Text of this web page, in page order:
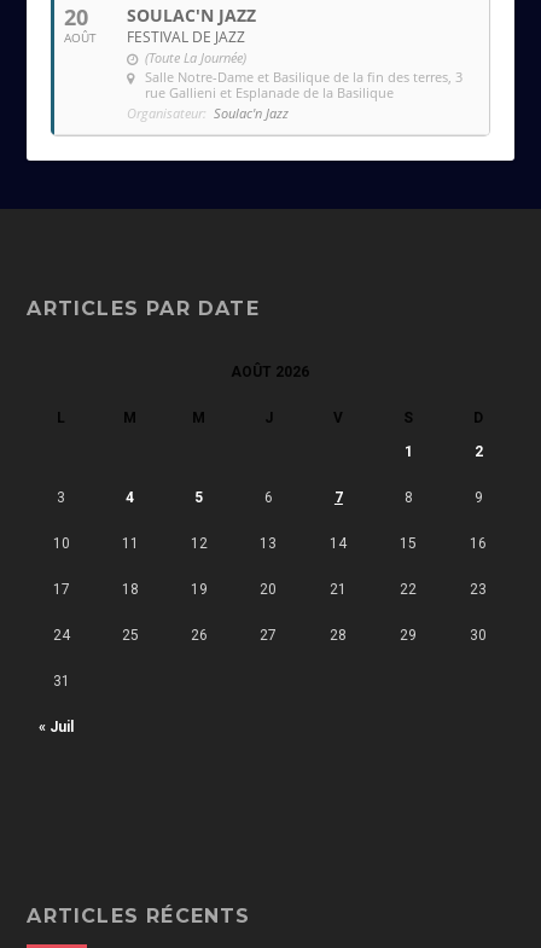
20
AOÛT
SOULAC'N JAZZ
FESTIVAL DE JAZZ
(Toute La Journée)
Salle Notre-Dame et Basilique de la fin des terres , 3
rue Gallieni et Esplanade de la Basilique
Organisateur: Soulac'n Jazz
ARTICLES PAR DATE
AOÛT 2026
L M M J V S D
« Juil
1 2
3 4 5 6 7 8 9
10 11 12 13 14 15 16
17 18 19 20 21 22 23
24 25 26 27 28 29 30
31
ARTICLES RÉCENTS